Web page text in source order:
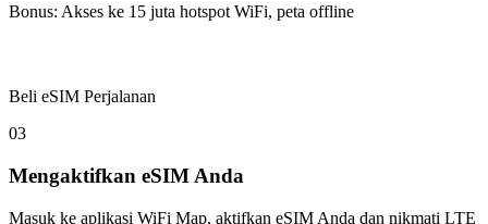
Bonus: Akses ke 15 juta hotspot WiFi, peta offline
Beli eSIM Perjalanan
03
Mengaktifkan eSIM Anda
Masuk ke aplikasi WiFi Map, aktifkan eSIM Anda dan nikmati LTE